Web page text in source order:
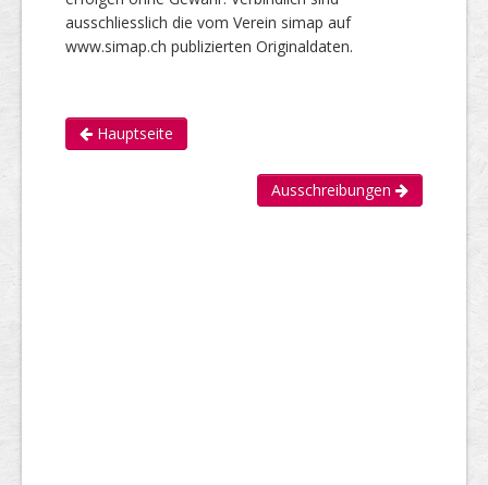
ausschliesslich die vom Verein simap auf
www.simap.ch publizierten Originaldaten.
Hauptseite
Ausschreibungen